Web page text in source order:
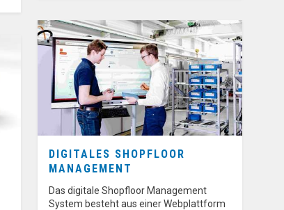
DIGITALES SHOPFLOOR
MANAGEMENT
Das digitale Shopfloor Management
System besteht aus einer Webplattform